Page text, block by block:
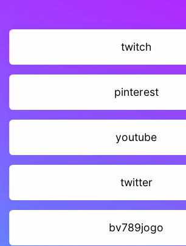
twitch
pinterest
youtube
twitter
bv789jogo